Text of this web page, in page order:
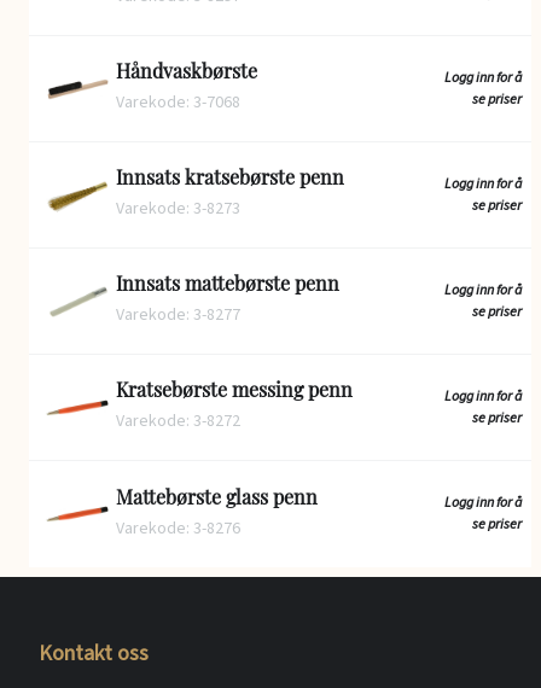
Håndvaskbørste
Varekode: 3-7068
Logg inn for å
se priser
Innsats kratsebørste penn
Varekode: 3-8273
Logg inn for å
se priser
Innsats mattebørste penn
Varekode: 3-8277
Logg inn for å
se priser
Kratsebørste messing penn
Varekode: 3-8272
Logg inn for å
se priser
Mattebørste glass penn
Varekode: 3-8276
Logg inn for å
se priser
Kontakt oss